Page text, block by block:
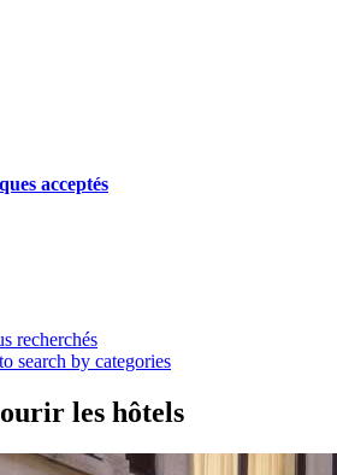
acceptés
recherchés
search by categories
les hôtels